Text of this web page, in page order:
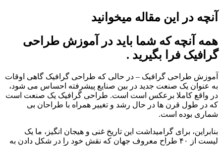
آنچه در این مقاله میخوانید
همه آنچه که شما باید در آموزش طراحی
گرافیک فرا بگیرید .
آموزش طراحی گرافیک – در حالی که طراحی گرافیک گاهی اوقات
به عنوان یک صنعت جدید در بین صنایع پیشرفته احساس می شود،
در واقع کاملا برعکس است است. طراحی گرافیک یک صنعت است
که در طول قرن ها در حال رشد و تغییر همراه با طراحان بی
شماری بوده است.
بنابراین، برای گرامیداشت این تاریخ غنی و هیجان انگیز، ما یک
لیست از ۴۰ طراح معروف جهان که نقش خود را در شکل دادن به